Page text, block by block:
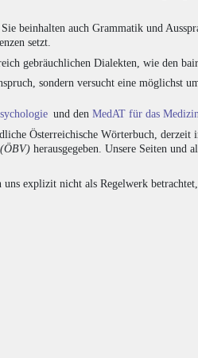
beinhalten auch Grammatik und
setzt.
gebräuchlichen Dialekten, wie den
sondern versucht eine möglichst
und den MedAT für das
Österreichische Wörterbuch, derzeit
(ÖBV) herausgegeben. Unsere Seiten und
explizit nicht als Regelwerk